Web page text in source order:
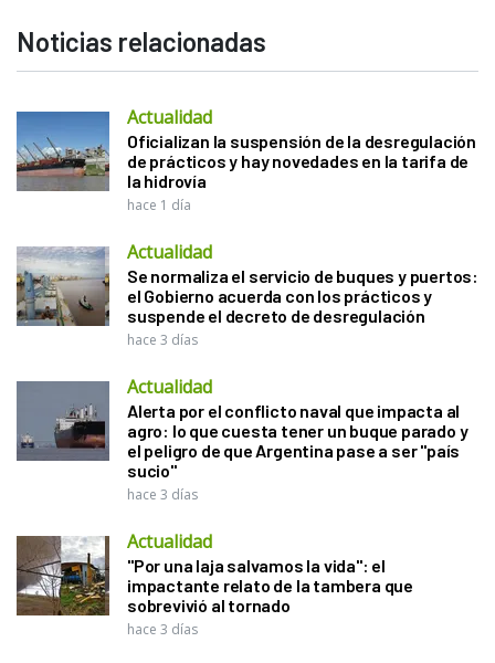
Noticias relacionadas
Actualidad
Oficializan la suspensión de la desregulación
de prácticos y hay novedades en la tarifa de
la hidrovía
hace 1 día
Actualidad
Se normaliza el servicio de buques y puertos:
el Gobierno acuerda con los prácticos y
suspende el decreto de desregulación
hace 3 días
Actualidad
Alerta por el conflicto naval que impacta al
agro: lo que cuesta tener un buque parado y
el peligro de que Argentina pase a ser "país
sucio"
hace 3 días
Actualidad
"Por una laja salvamos la vida": el
impactante relato de la tambera que
sobrevivió al tornado
hace 3 días